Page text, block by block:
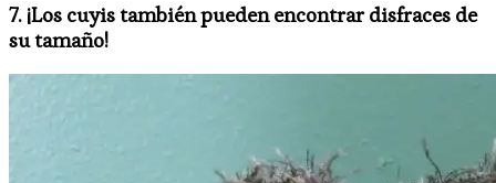
7. ¡Los cuyis también pueden encontrar disfraces de
su tamaño!